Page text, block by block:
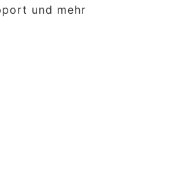
und mehr